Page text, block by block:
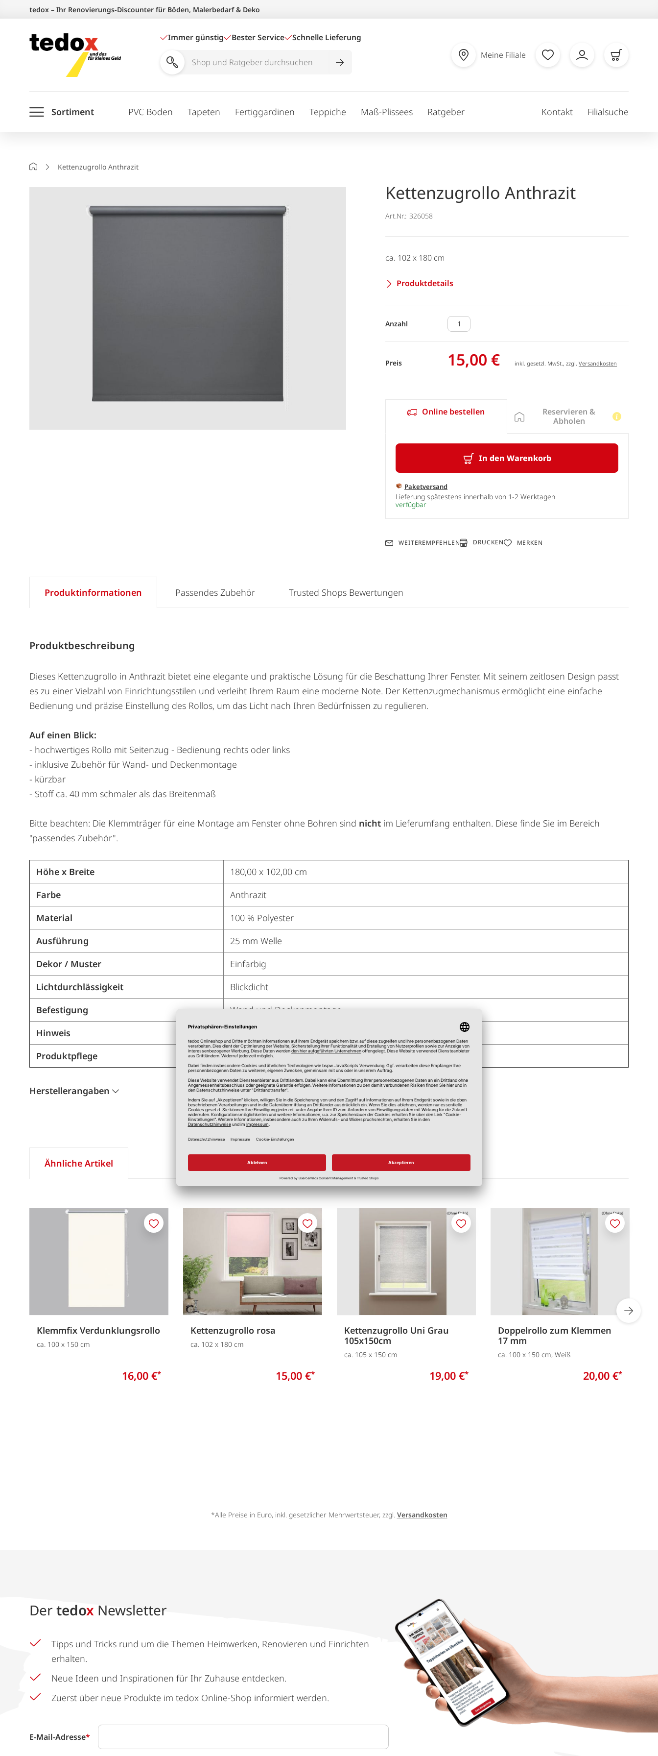
springen
tedox – Ihr Renovierungs-Discounter für Böden, Malerbedarf & Deko
Immer günstig Bester Service Schnelle Lieferung
Shop
durchsuchen
Meine Filiale
Sortiment PVC Boden Tapeten Fertiggardinen Teppiche Maß-Plissees Ratgeber Kontakt Filialsuche
StartseiteKettenzugrollo Anthrazit
Kettenzugrollo Anthrazit
Art.Nr.: 326058
ca. 102 x 180 cm
Produktdetails
Anzahl
Preis 15,00 € inkl. gesetzl. MwSt., zzgl.Versandkosten
Online bestellen
In den Warenkorb
Paketversand
Lieferung spätestens innerhalb von 1-2 Werktagen
verfügbar
Reservieren &
Abholen
WEITEREMPFEHLEN DRUCKEN MERKEN
Produktinformationen
Produktbeschreibung
Dieses Kettenzugrollo in Anthrazit bietet eine elegante und praktische Lösung für die Beschattung Ihrer Fenster. Mit seinem zeitlosen Design passt
es zu einer Vielzahl von Einrichtungsstilen und verleiht Ihrem Raum eine moderne Note. Der Kettenzugmechanismus ermöglicht eine einfache
Bedienung und präzise Einstellung des Rollos, um das Licht nach Ihren Bedürfnissen zu regulieren.
Auf einen Blick:
- hochwertiges Rollo mit Seitenzug - Bedienung rechts oder links
- inklusive Zubehör für Wand- und Deckenmontage
- kürzbar
- Stoff ca. 40 mm schmaler als das Breitenmaß
Bitte beachten: Die Klemmträger für eine Montage am Fenster ohne Bohren sind nicht im Lieferumfang enthalten. Diese finde Sie im Bereich
"passendes Zubehör".
Höhe x Breite
180,00 x 102,00 cm
Farbe
Anthrazit
Material
100 % Polyester
Ausführung
25 mm Welle
Dekor / Muster
Einfarbig
Lichtdurchlässigkeit
Blickdicht
Befestigung
Wand und Deckenmontage
Hinweis
Befestigungsmaterial im Lieferumfang enthalten
Produktpflege
Feucht abwaschbar
Herstellerangaben
Passendes Zubehör Trusted Shops Bewertungen
Ähnliche Artikel
Klemmfix Verdunklungsrollo
ca. 100 x 150 cm
16,00 €*
Merken
Kettenzugrollo rosa
ca. 102 x 180 cm
15,00 €*
Merken
Kettenzugrollo Uni Grau
105x150cm
ca. 105 x 150 cm
19,00 €*
Merken
Doppelrollo zum Klemmen
17 mm
ca. 100 x 150 cm, Weiß
20,00 €*
Merken
*Alle Preise in Euro, inkl. gesetzlicher Mehrwertsteuer, zzgl. Versandkosten
Der tedox Newsletter
Tipps und Tricks rund um die Themen Heimwerken, Renovieren und Einrichten
erhalten.
Neue Ideen und Inspirationen für Ihr Zuhause entdecken.
Zuerst über neue Produkte im tedox Online-Shop informiert werden.
E-Mail-Adresse*